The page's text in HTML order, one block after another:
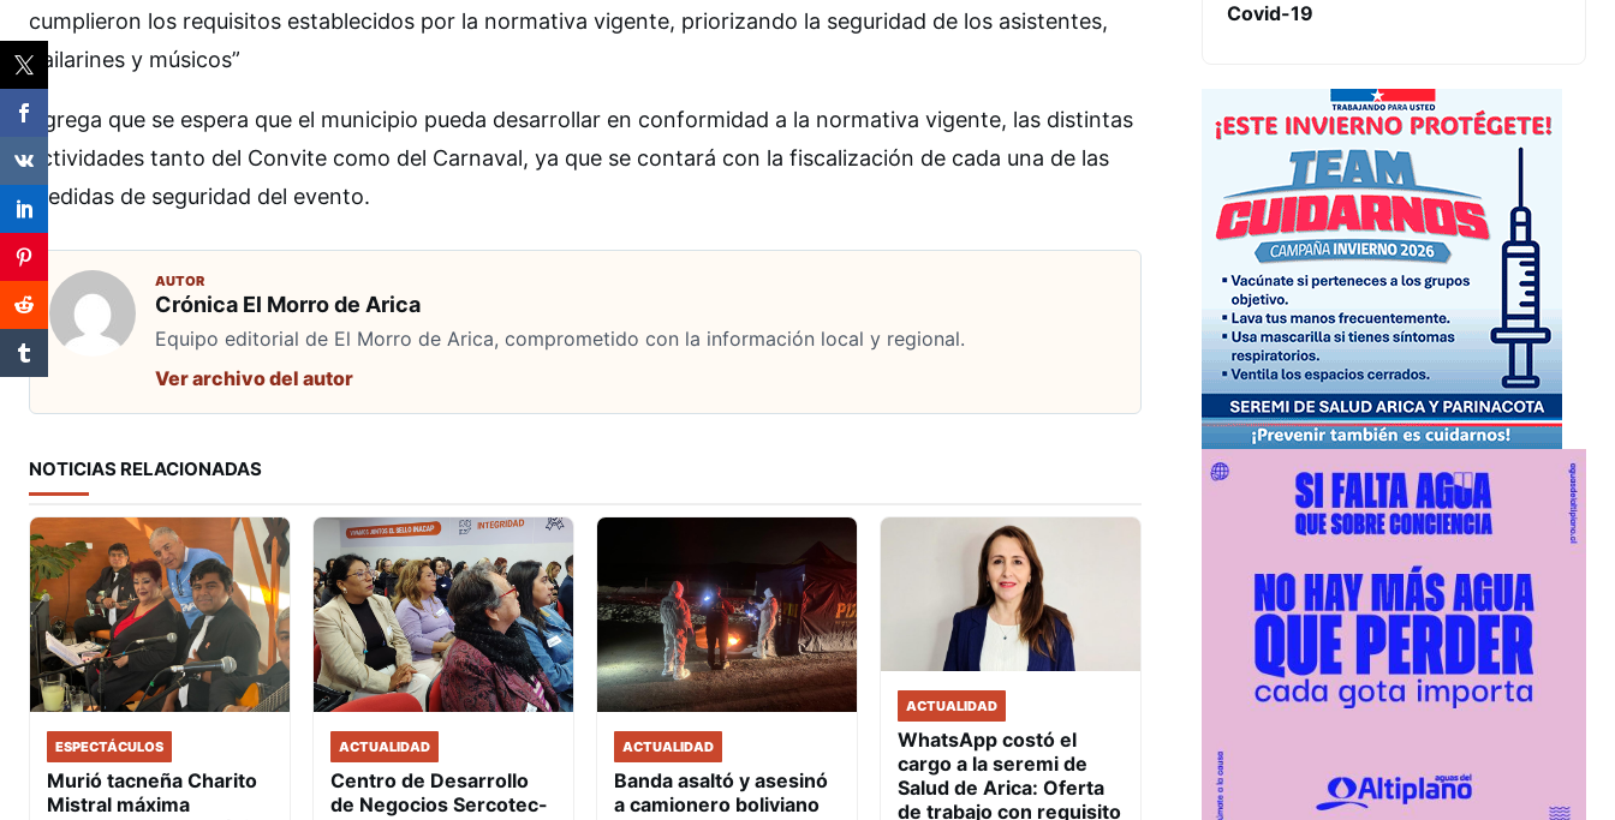
cumplieron los requisitos establecidos por la normativa vigente, priorizando la seguridad de los asistentes,
bailarines y músicos”
Agrega que se espera que el municipio pueda desarrollar en conformidad a la normativa vigente, las distintas
actividades tanto del Convite como del Carnaval, ya que se contará con la fiscalización de cada una de las
medidas de seguridad del evento.
AUTOR
Crónica El Morro de Arica
Equipo editorial de El Morro de Arica, comprometido con la información local y regional.
Ver archivo del autor
NOTICIAS RELACIONADAS
ESPECTÁCULOS
Murió tacneña Charito
Mistral máxima
ACTUALIDAD
Centro de Desarrollo
de Negocios Sercotec-
ACTUALIDAD
Banda asaltó y asesinó
a camionero boliviano
ACTUALIDAD
WhatsApp costó el
cargo a la seremi de
Salud de Arica: Oferta
de trabajo con requisito
Covid-19